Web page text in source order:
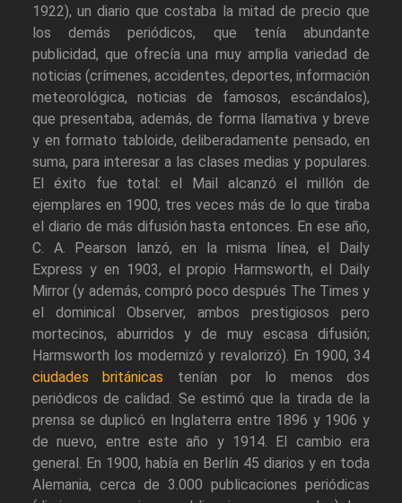
1922), un diario que costaba la mitad de precio que
los demás periódicos, que tenía abundante
publicidad, que ofrecía una muy amplia variedad de
noticias (crímenes, accidentes, deportes, información
meteorológica, noticias de famosos, escándalos),
que presentaba, además, de forma llamativa y breve
y en formato tabloide, deliberadamente pensado, en
suma, para interesar a las clases medias y populares.
El éxito fue total: el Mail alcanzó el millón de
ejemplares en 1900, tres veces más de lo que tiraba
el diario de más difusión hasta entonces. En ese año,
C. A. Pearson lanzó, en la misma línea, el Daily
Express y en 1903, el propio Harmsworth, el Daily
Mirror (y además, compró poco después The Times y
el dominical Observer, ambos prestigiosos pero
mortecinos, aburridos y de muy escasa difusión;
Harmsworth los modernizó y revalorizó). En 1900, 34
ciudades británicas tenían por lo menos dos
periódicos de calidad. Se estimó que la tirada de la
prensa se duplicó en Inglaterra entre 1896 y 1906 y
de nuevo, entre este año y 1914. El cambio era
general. En 1900, había en Berlín 45 diarios y en toda
Alemania, cerca de 3.000 publicaciones periódicas